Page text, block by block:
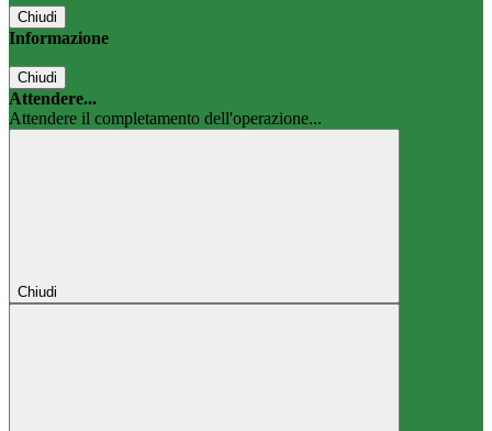
Chiudi
Informazione
Chiudi
Attendere...
Attendere il completamento dell'operazione...
Chiudi